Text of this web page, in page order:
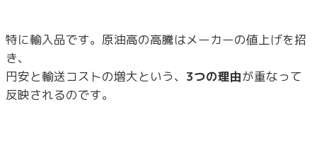
特に輸入品です。原油高の高騰はメーカーの値上げを招
き、
円安と輸送コストの増大という、 3つの理由が重なって
反映されるのです。